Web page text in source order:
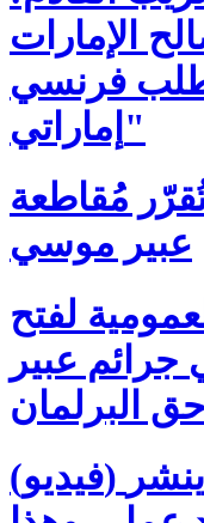
الإمارات
فرنسي
إماراتي"
مُقاطعة
عبير موسي
لفتح
عبير
البرلمان
(فيديو) راشد الخياري ينشر